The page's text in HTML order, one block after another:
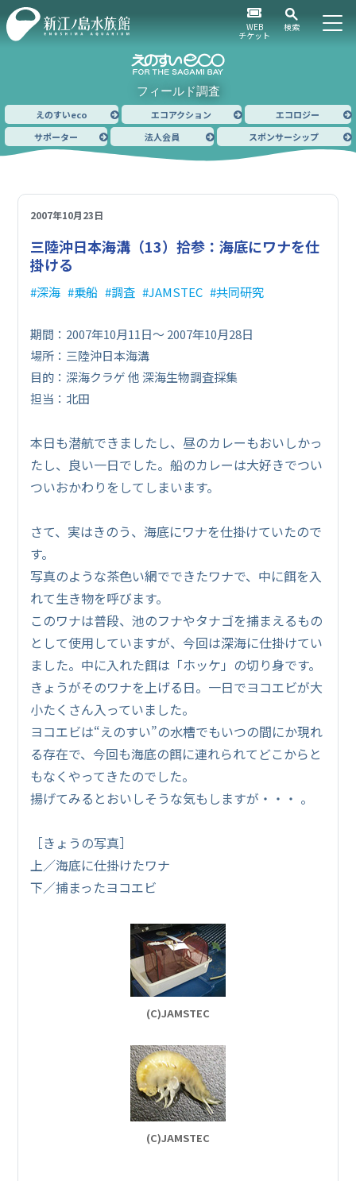
WEB
チケット
検索
フィールド調査
えのすいeco エコアクション
エコロジー
サポーター
法人会員 スポンサーシップ
2007年10月23日
三陸沖日本海溝（13）拾参：海底にワナを仕
掛ける
深海 乗船 調査 JAMSTEC 共同研究
期間：2007年10月11日〜 2007年10月28日
場所：三陸沖日本海溝
目的：深海クラゲ 他 深海生物調査採集
担当：北田
本日も潜航できましたし、昼のカレーもおいしかっ
たし、良い一日でした。船のカレーは大好きでつい
ついおかわりをしてしまいます。
さて、実はきのう、海底にワナを仕掛けていたので
す。
写真のような茶色い網でできたワナで、中に餌を入
れて生き物を呼びます。
このワナは普段、池のフナやタナゴを捕まえるもの
として使用していますが、今回は深海に仕掛けてい
ました。中に入れた餌は「ホッケ」の切り身です。
きょうがそのワナを上げる日。一日でヨコエビが大
小たくさん入っていました。
ヨコエビは“えのすい”の水槽でもいつの間にか現れ
る存在で、今回も海底の餌に連れられてどこからと
もなくやってきたのでした。
揚げてみるとおいしそうな気もしますが・・・ 。
［きょうの写真］
上／海底に仕掛けたワナ
下／捕まったヨコエビ
(C)JAMSTEC
(C)JAMSTEC